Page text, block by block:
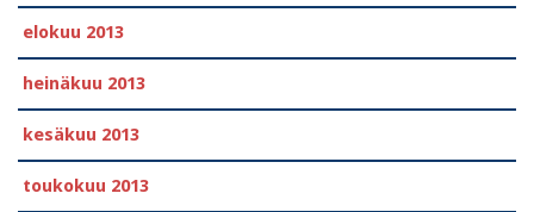
elokuu 2013
heinäkuu 2013
kesäkuu 2013
toukokuu 2013